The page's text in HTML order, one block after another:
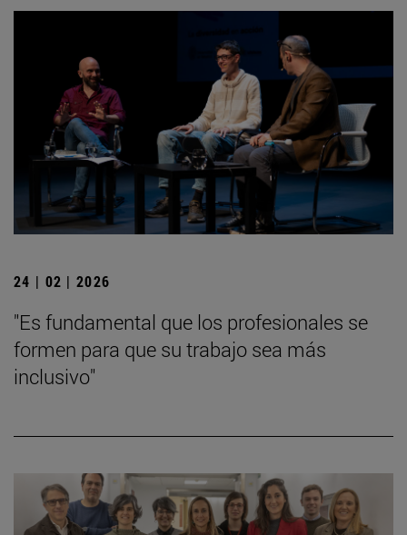
24 | 02 | 2026
"Es fundamental que los profesionales se
formen para que su trabajo sea más
inclusivo"